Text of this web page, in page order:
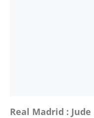
Real Madrid :